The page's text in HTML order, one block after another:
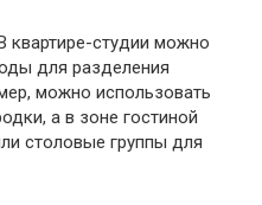
квартире-студии можно
для разделения
можно использовать
а в зоне гостиной
столовые группы для